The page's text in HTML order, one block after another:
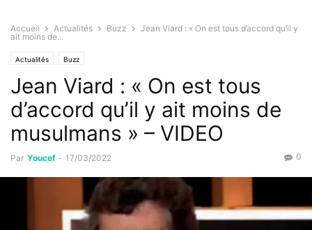
Accueil Actualités Buzz
Jean Viard : « On est tous d’accord qu’il y
ait moins de...
Actualités Buzz
Jean Viard : « On est tous
d’accord qu’il y ait moins de
musulmans » – VIDEO
Par Youcef - 17/03/2022 0